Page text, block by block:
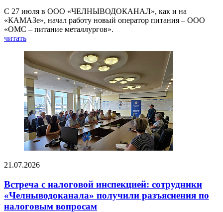
С 27 июля в ООО «ЧЕЛНЫВОДОКАНАЛ», как и на
«КАМАЗе», начал работу новый оператор питания – ООО
«ОМС – питание металлургов».
читать
21.07.2026
Встреча с налоговой инспекцией: сотрудники
«Челныводоканала» получили разъяснения по
налоговым вопросам